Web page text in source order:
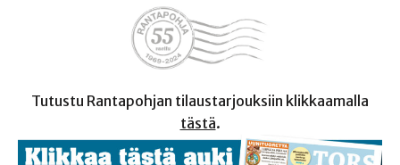
Tutustu Rantapohjan tilaustarjouksiin klikkaamalla
tästä.